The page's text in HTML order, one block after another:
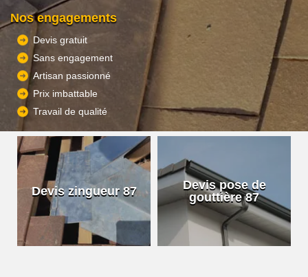
Nos engagements
Devis gratuit
Sans engagement
Artisan passionné
Prix imbattable
Travail de qualité
Devis zingueur 87
Devis pose de
gouttière 87